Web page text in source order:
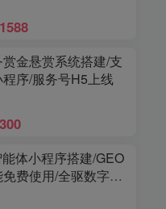
1588
金悬赏系统搭建/支
序/服务号H5上线
300
体小程序搭建/GEO
费使用/全驱数字人/